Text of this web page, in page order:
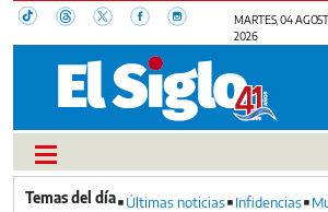
MARTES, 04
2026
Últimas noticias Infidencias